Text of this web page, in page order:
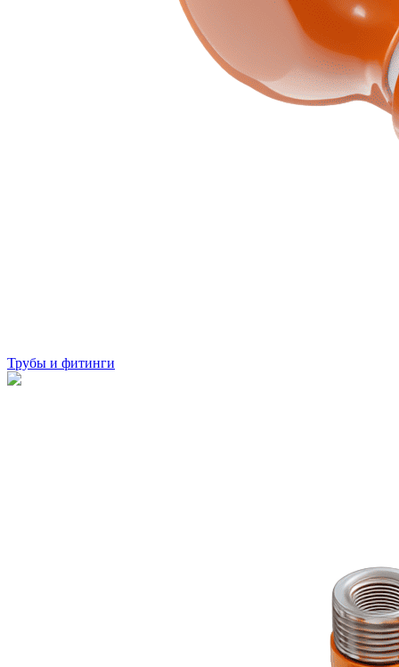
Трубы и фитинги